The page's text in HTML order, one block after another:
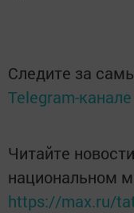
Следите за
Telegram-канале
Читайте
национальном
https://max.ru/